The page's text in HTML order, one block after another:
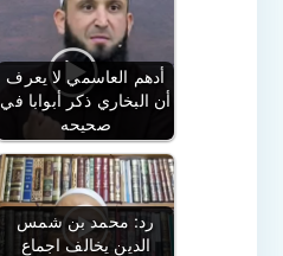
أدهم العاسمي لا يعرف
أن البخاري ذكر أبوابا في
صحيحه
رد: محمد بن شمس
الدين يخالف اجماع